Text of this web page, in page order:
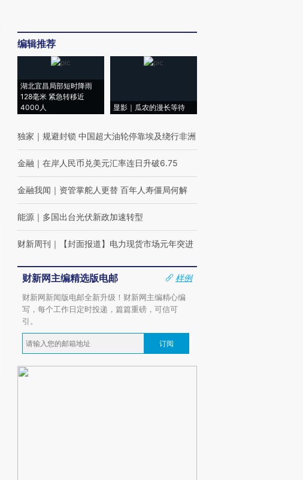
编辑推荐
湖北宜昌局部短时降雨
128毫米 紧急转移近
4000人
显影｜瓜农的漫长等待
独家 ｜ 规避封锁 中国超大油轮停靠埃及绕行非洲
金融 ｜ 在岸人民币兑美元汇率连日升破6.75
金融我闻 ｜ 资管掌舵人更替 百年人寿僵局何解
能源 ｜ 多国出台光伏新政加速转型
财新周刊 ｜ 【封面报道】电力现货市场元年突进
财新网主编精选版电邮
样例
财新网新闻版电邮全新升级！财新网主编精心编
写，每个工作日定时投递，篇篇重磅，可信可
引。
订阅